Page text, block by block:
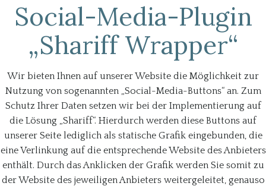
Social-Media-Plugin
„Shariff Wrapper“
Wir bieten Ihnen auf unserer Website die Möglichkeit zur
Nutzung von sogenannten „Social-Media-Buttons“ an. Zum
Schutz Ihrer Daten setzen wir bei der Implementierung auf
die Lösung „Shariff“. Hierdurch werden diese Buttons auf
unserer Seite lediglich als statische Grafik eingebunden, die
eine Verlinkung auf die entsprechende Website des Anbieters
enthält. Durch das Anklicken der Grafik werden Sie somit zu
der Website des jeweiligen Anbieters weitergeleitet, genauso